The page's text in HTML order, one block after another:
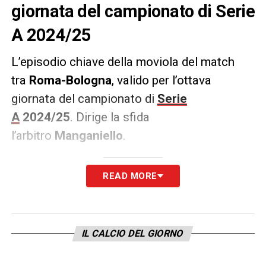
giornata del campionato di Serie
A 2024/25
L’episodio chiave della moviola del match
tra Roma-Bologna, valido per l’ottava
giornata del campionato di Serie
A 2024/25. Dirige la sfida
l’arbitro Manganiello.
L’EPISODIO CHIAVE
un fallo di mano. Decisione presa dopo un
intervento del Var.
READ MORE
IL CALCIO DEL GIORNO